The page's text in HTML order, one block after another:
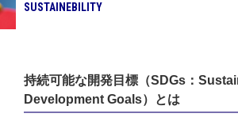
SUSTAINEBILITY
持続可能な開発目標（SDGs：
Development Goals）とは